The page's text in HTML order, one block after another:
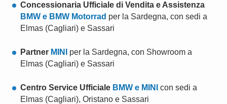
Concessionaria Ufficiale di Vendita e Assistenza
BMW e BMW Motorrad per la Sardegna, con sedi a
Elmas (Cagliari) e Sassari
Partner MINI
per la Sardegna, con Showroom a
Elmas (Cagliari) e Sassari
Centro Service Ufficiale BMW e MINI
con sedi a
Elmas (Cagliari), Oristano e Sassari